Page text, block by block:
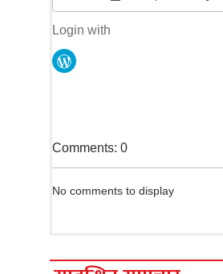
Login with
Comments: 0
No comments to display